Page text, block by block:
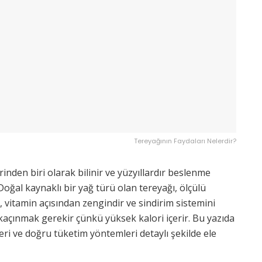
Tereyağının Faydaları Nelerdir?
biri olarak bilinir ve yüzyıllardır beslenme
kaynaklı bir yağ türü olan tereyağı, ölçülü
açısından zengindir ve sindirim sistemini
gerekir çünkü yüksek kalori içerir. Bu yazıda
ve doğru tüketim yöntemleri detaylı şekilde ele